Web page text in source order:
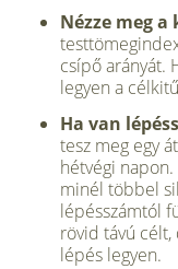
Nézze meg
csípő arányát.
legyen a
Ha van
tesz meg egy
hétvégi
minél többel
lépésszámtól
rövid távú
lépés legyen.